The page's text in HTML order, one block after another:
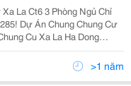
La Ct6 3 Phòng Ngủ Chỉ
Cư
Cu Xa La Ha Dong
Phúc La Hà Đông. Bán Cc
Cc Xa La Ct6 . Diện Tí>1 năm